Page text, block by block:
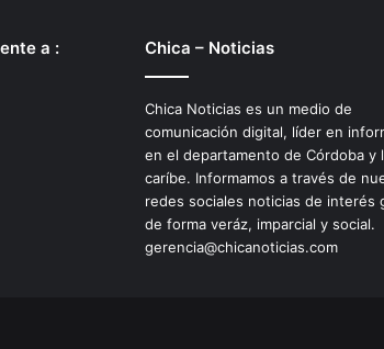
a : Chica – Noticias
Chica Noticias es un medio de
comunicación digital, líder en
en el departamento de Córdoba y
caríbe. Informamos a través de
redes sociales noticias de interés
de forma veráz, imparcial y social.
gerencia@chicanoticias.com